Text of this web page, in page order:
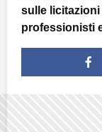
sulle
professionisti